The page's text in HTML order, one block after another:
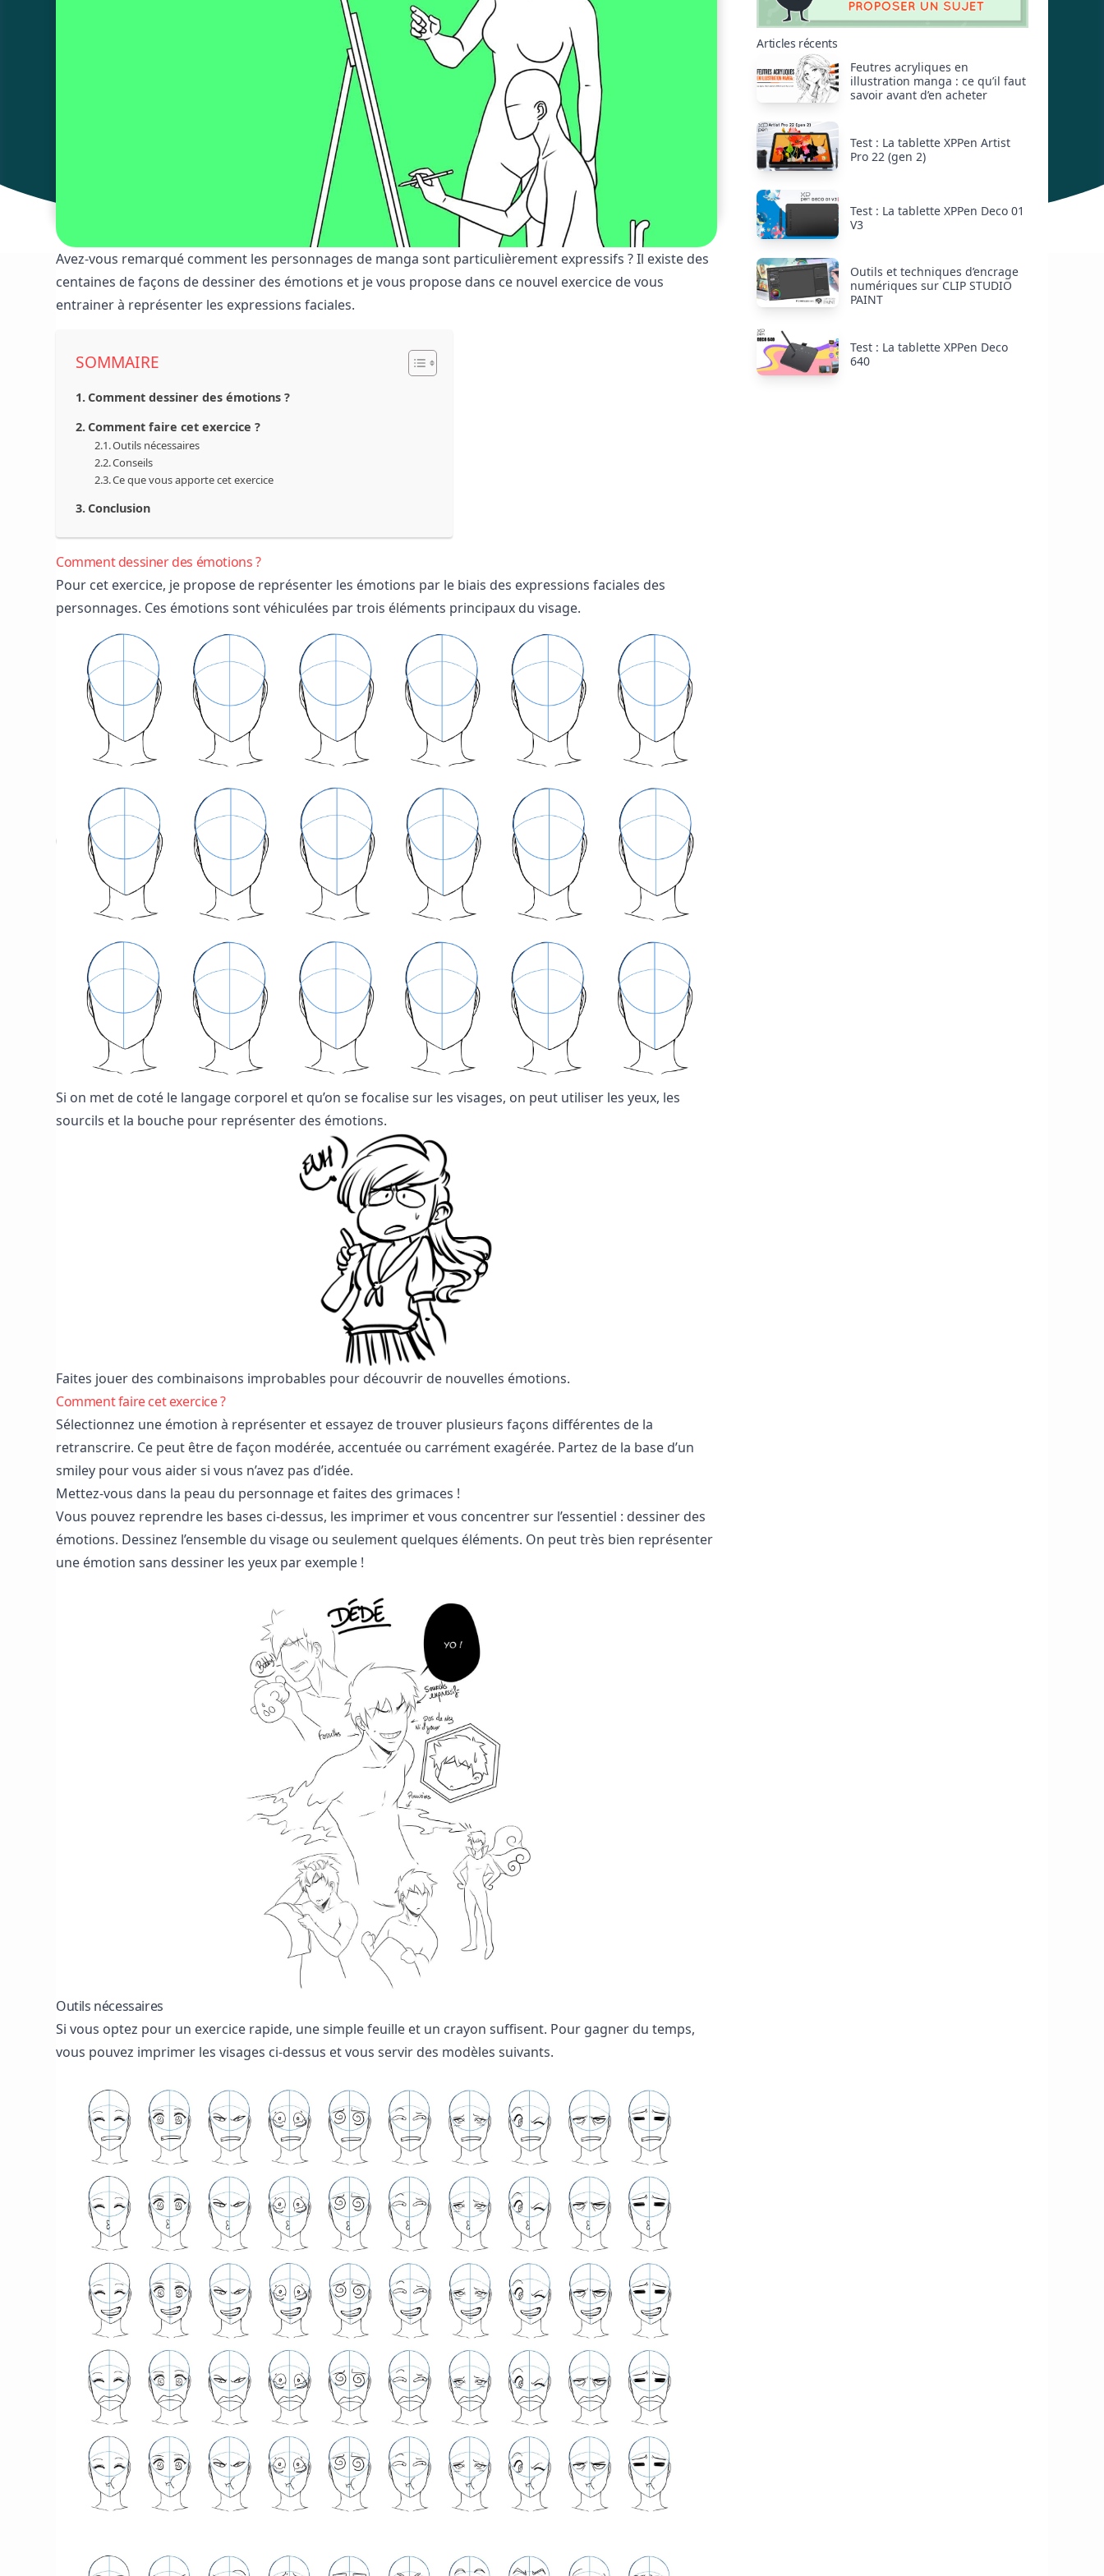
Avez-vous remarqué comment les personnages de manga sont particulièrement expressifs ? Il existe des
centaines de façons de dessiner des émotions et je vous propose dans ce nouvel exercice de vous
entrainer à représenter les expressions faciales.
SOMMAIRE
Comment dessiner des émotions ?
Comment faire cet exercice ?
Outils nécessaires
Conseils
Ce que vous apporte cet exercice
Conclusion
Comment dessiner des émotions ?
Pour cet exercice, je propose de représenter les émotions par le biais des expressions faciales des
personnages. Ces émotions sont véhiculées par trois éléments principaux du visage.
Si on met de coté le langage corporel et qu’on se focalise sur les visages, on peut utiliser les yeux, les
sourcils et la bouche pour représenter des émotions.
Faites jouer des combinaisons improbables pour découvrir de nouvelles émotions.
Comment faire cet exercice ?
Sélectionnez une émotion à représenter et essayez de trouver plusieurs façons différentes de la
retranscrire. Ce peut être de façon modérée, accentuée ou carrément exagérée. Partez de la base d’un
smiley pour vous aider si vous n’avez pas d’idée.
Mettez-vous dans la peau du personnage et faites des grimaces !
Vous pouvez reprendre les bases ci-dessus, les imprimer et vous concentrer sur l’essentiel : dessiner des
émotions. Dessinez l’ensemble du visage ou seulement quelques éléments. On peut très bien représenter
une émotion sans dessiner les yeux par exemple !
Outils nécessaires
Si vous optez pour un exercice rapide, une simple feuille et un crayon suffisent. Pour gagner du temps,
vous pouvez imprimer les visages ci-dessus et vous servir des modèles suivants.
Articles récents
Feutres acryliques en
illustration manga : ce qu’il faut
savoir avant d’en acheter
Test : La tablette XPPen Artist
Pro 22 (gen 2)
Test : La tablette XPPen Deco 01
V3
Outils et techniques d’encrage
numériques sur CLIP STUDIO
PAINT
Test : La tablette XPPen Deco
640